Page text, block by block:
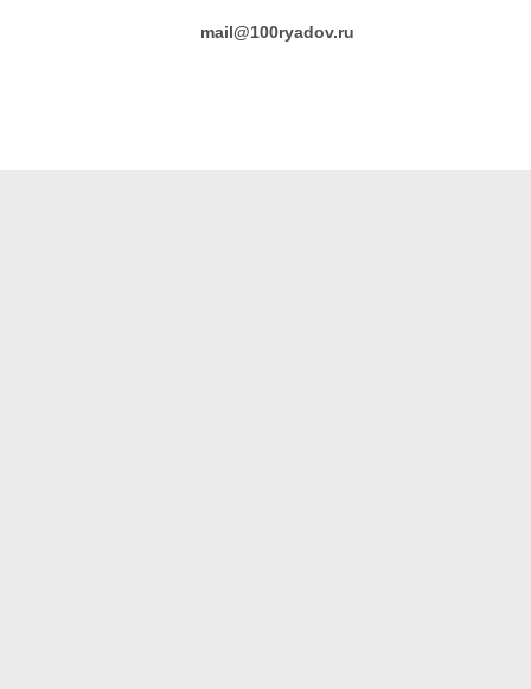
mail@100ryadov.ru